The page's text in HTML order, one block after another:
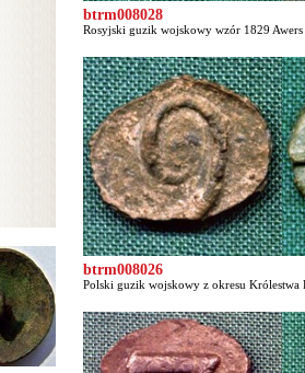
btrm008028
Rosyjski guzik wojskowy wzór 1829
btrm008026
Polski guzik wojskowy z okresu Królestwa